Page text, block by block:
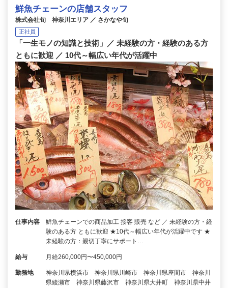
鮮魚チェーンの店舗スタッフ
株式会社旬 神奈川エリア ／ さかなや旬
正社員
「一生モノの知識と技術」／ 未経験の方・経験のある方
ともに歓迎 ／ 10代～幅広い年代が活躍中
仕事内容
鮮魚チェーンでの商品加工 接客 販売 など ／ 未経験の方・経
験のある方 ともに歓迎 ★10代～幅広い年代が活躍中です ★
未経験の方：親切丁寧にサポート…
給与 月給260,000円〜450,000円
勤務地
神奈川県横浜市 神奈川県川崎市 神奈川県座間市 神奈川
県綾瀬市 神奈川県藤沢市 神奈川県大井町 神奈川県中井